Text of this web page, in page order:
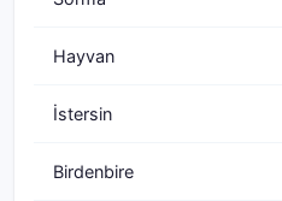
Hayvan
İstersin
Birdenbire